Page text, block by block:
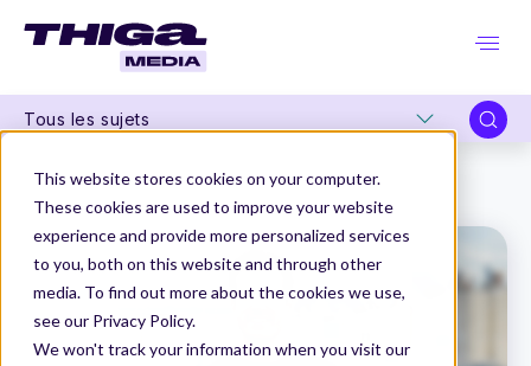
This website stores cookies on your computer.
These cookies are used to improve your website
experience and provide more personalized services
to you, both on this website and through other
media. To find out more about the cookies we use,
see our Privacy Policy.
We won't track your information when you visit our
Tous les sujets
Thiga Media
Product Management